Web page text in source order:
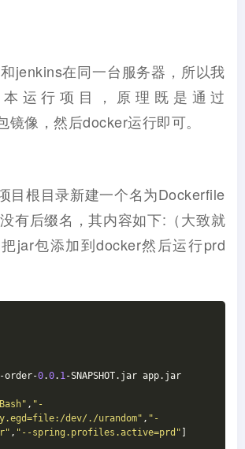
jenkins在同一台服务器，所以我
运行项目，原理既是通过
像，然后docker运行即可。
目根目录新建一个名为Dockerfile
有后缀名，其内容如下:（大致就
jar包添加到docker然后运行prd
order-0.0. 1-SNAPSHOT.jar app.jar
, "-
dev/./urandom" , "-
, "--spring.profiles.active=prd"